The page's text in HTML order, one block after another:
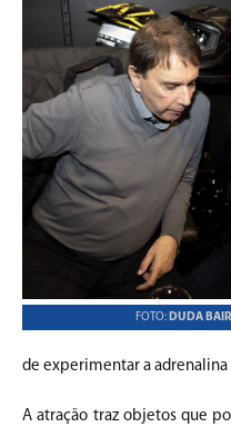
FOTO: DUDA
de experimentar a
A atração traz objetos que